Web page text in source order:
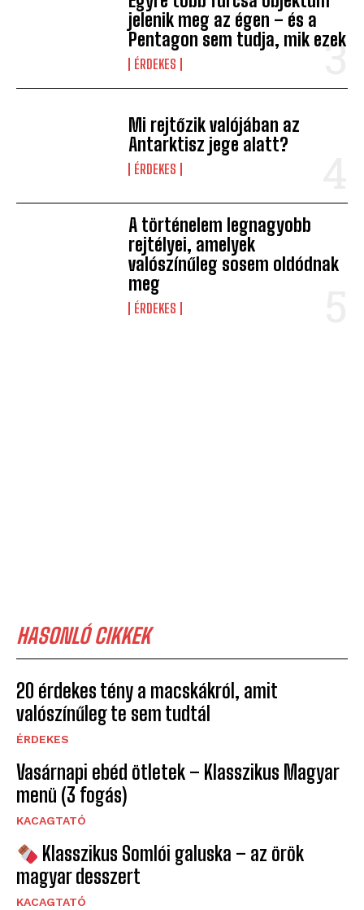
jelenik meg az égen – és a
Pentagon sem tudja, mik ezek
ÉRDEKES
Mi rejtőzik valójában az
Antarktisz jege alatt?
ÉRDEKES
A történelem legnagyobb
rejtélyei, amelyek
valószínűleg sosem oldódnak
meg
ÉRDEKES
HASONLÓ CIKKEK
20 érdekes tény a macskákról, amit
valószínűleg te sem tudtál
ÉRDEKES
Vasárnapi ebéd ötletek – Klasszikus Magyar
menü (3 fogás)
KACAGTATÓ
Klasszikus Somlói galuska – az örök
magyar desszert
KACAGTATÓ